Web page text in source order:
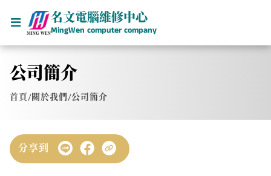
名文電腦維修中心
MingWen computer company
公司簡介
首頁/關於我們/公司簡介
分享到